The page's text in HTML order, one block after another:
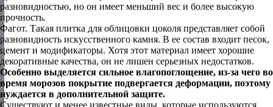
разновидностью, но он имеет меньший вес и более высокую
прочность.
Фагот. Такая плитка для облицовки цоколя представляет собой
разновидность искусственного камня. В ее состав входит песок,
цемент и модификаторы. Хотя этот материал имеет хорошие
декоративные качества, он не лишен серьезных недостатков.
Особенно выделяется сильное влагопоглощение, из-за чего во
время морозов покрытие подвергается деформации, поэтому
нуждается в дополнительной защите.
Существуют и менее известные виды, которые используются